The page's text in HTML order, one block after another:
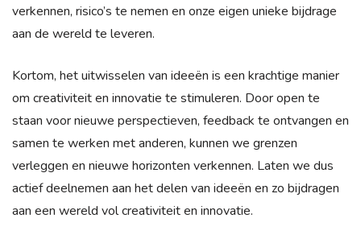
verkennen, risico’s te nemen en onze eigen unieke bijdrage
aan de wereld te leveren.
Kortom, het uitwisselen van ideeën is een krachtige manier
om creativiteit en innovatie te stimuleren. Door open te
staan voor nieuwe perspectieven, feedback te ontvangen en
samen te werken met anderen, kunnen we grenzen
verleggen en nieuwe horizonten verkennen. Laten we dus
actief deelnemen aan het delen van ideeën en zo bijdragen
aan een wereld vol creativiteit en innovatie.